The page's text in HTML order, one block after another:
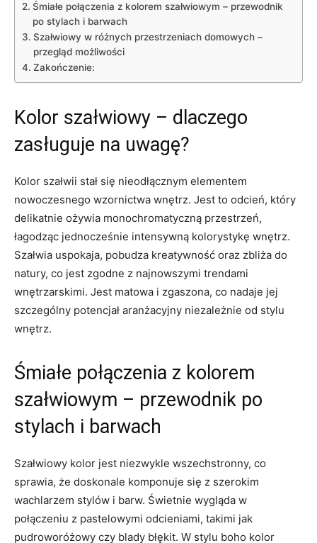
Śmiałe połączenia z kolorem szałwiowym – przewodnik
po stylach i barwach
Szałwiowy w różnych przestrzeniach domowych –
przegląd możliwości
Zakończenie:
Kolor szałwiowy – dlaczego
zasługuje na uwagę?
Kolor szałwii stał się nieodłącznym elementem
nowoczesnego wzornictwa wnętrz. Jest to odcień, który
delikatnie ożywia monochromatyczną przestrzeń,
łagodząc jednocześnie intensywną kolorystykę wnętrz.
Szałwia uspokaja, pobudza kreatywność oraz zbliża do
natury, co jest zgodne z najnowszymi trendami
wnętrzarskimi. Jest matowa i zgaszona, co nadaje jej
szczególny potencjał aranżacyjny niezależnie od stylu
wnętrz.
Śmiałe połączenia z kolorem
szałwiowym – przewodnik po
stylach i barwach
Szałwiowy kolor jest niezwykle wszechstronny, co
sprawia, że doskonale komponuje się z szerokim
wachlarzem stylów i barw. Świetnie wygląda w
połączeniu z pastelowymi odcieniami, takimi jak
pudroworóżowy czy blady błękit. W stylu boho kolor